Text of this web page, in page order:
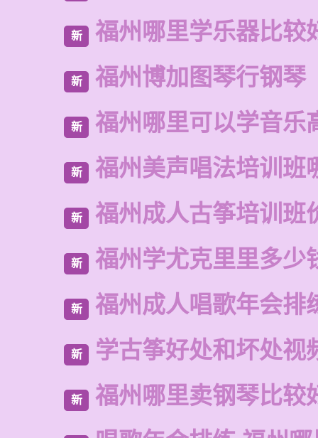
新 福州哪里学乐器比较
新 福州博加图琴行钢琴
新 福州哪里可以学音乐
新 福州美声唱法培训班
新 福州成人古筝培训班
新 福州学尤克里里多少
新 福州成人唱歌年会排
新 学古筝好处和坏处视
新 福州哪里卖钢琴比较